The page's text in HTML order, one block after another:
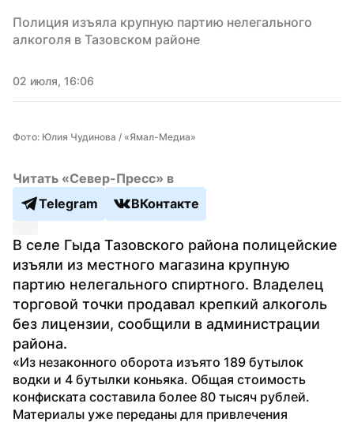
Полиция изъяла крупную партию нелегального
алкоголя в Тазовском районе
02 июля, 16:06
Фото: Юлия Чудинова / «Ямал-Медиа»
Читать «Север-Пресс» в
Telegram
ВКонтакте
В селе Гыда Тазовского района полицейские
изъяли из местного магазина крупную
партию нелегального спиртного. Владелец
торговой точки продавал крепкий алкоголь
без лицензии, сообщили в администрации
района.
«Из незаконного оборота изъято 189 бутылок
водки и 4 бутылки коньяка. Общая стоимость
конфиската составила более 80 тысяч рублей.
Материалы уже переданы для привлечения